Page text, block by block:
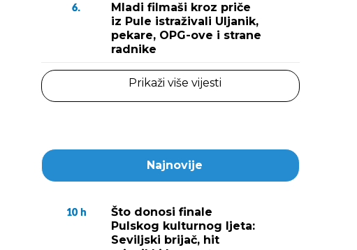
6.
Mladi filmaši kroz priče
iz Pule istraživali Uljanik,
pekare, OPG-ove i strane
radnike
Prikaži više vijesti
Najnovije
10 h
Što donosi finale
Pulskog kulturnog ljeta:
Seviljski brijač, hit